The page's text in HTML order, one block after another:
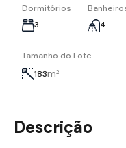
Dormitórios
3
4
Tamanho do Lote
183m²
Descrição